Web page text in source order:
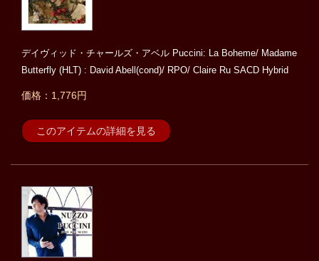
デイヴィッド・チャールズ・アベル Puccini: La Boheme/ Madame
Butterfly (HLT) : David Abell(cond)/ RPO/ Claire Ru SACD Hybrid
価格：1,776円
このアイテムの詳細を見る